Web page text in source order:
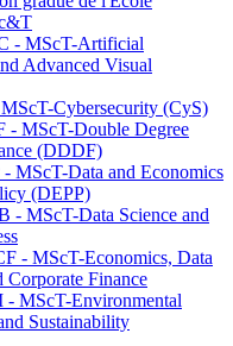
- MScT-Artificial
Advanced Visual
Cybersecurity (CyS)
- MScT-Double Degree
(DDDF)
MScT-Data and Economics
(DEPP)
- MScT-Data Science and
- MScT-Economics, Data
Corporate Finance
- MScT-Environmental
Sustainability